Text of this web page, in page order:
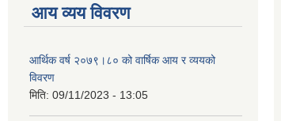
आय व्यय विवरण
आर्थिक वर्ष २०७९।८० को वार्षिक आय र व्ययको
विवरण
मिति: 09/11/2023 - 13:05